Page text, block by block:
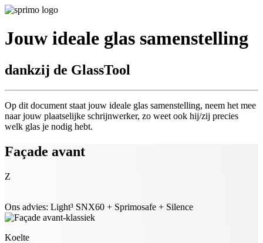
Jouw ideale glas samenstelling
dankzij de GlassTool
Op dit document staat jouw ideale glas samenstelling, neem het mee
naar jouw plaatselijke schrijnwerker, zo weet ook hij/zij precies
welk glas je nodig hebt.
Façade avant
Z
Ons advies: Light³ SNX60 + Sprimosafe + Silence
Koelte